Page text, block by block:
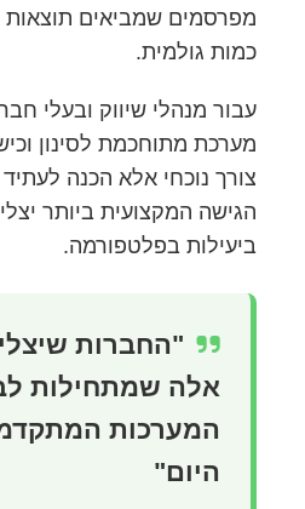
מפרסמים שמביאים תוצאות
כמות גולמית.
עבור מנהלי שיווק ובעלי
מערכת מתוחכמת לסינון
צורך נוכחי אלא הכנה
הגישה המקצועית ביותר
ביעילות בפלטפורמה.
אלה שמתחילות
המערכות
היום"